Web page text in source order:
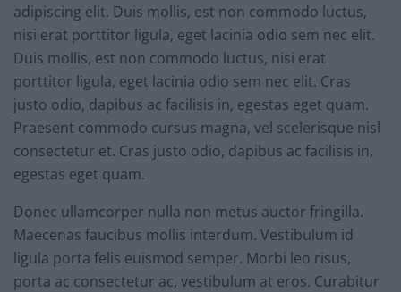
adipiscing elit. Duis mollis, est non commodo luctus,
nisi erat porttitor ligula, eget lacinia odio sem nec elit.
Duis mollis, est non commodo luctus, nisi erat
porttitor ligula, eget lacinia odio sem nec elit. Cras
justo odio, dapibus ac facilisis in, egestas eget quam.
Praesent commodo cursus magna, vel scelerisque nisl
consectetur et. Cras justo odio, dapibus ac facilisis in,
egestas eget quam.
Donec ullamcorper nulla non metus auctor fringilla.
Maecenas faucibus mollis interdum. Vestibulum id
ligula porta felis euismod semper. Morbi leo risus,
porta ac consectetur ac, vestibulum at eros. Curabitur